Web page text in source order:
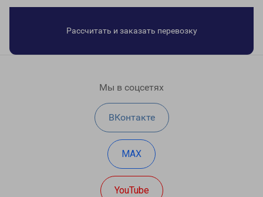
Рассчитать и заказать перевозку
Мы в соцсетях
ВКонтакте
MAX
YouTube